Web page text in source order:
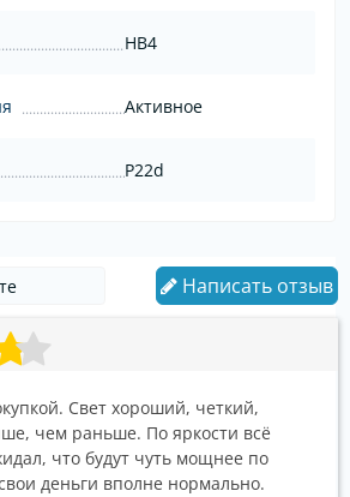
HB4
Активное
P22d
Написать отзыв
Свет хороший, четкий,
чем раньше. По яркости всё
что будут чуть мощнее по
деньги вполне нормально.